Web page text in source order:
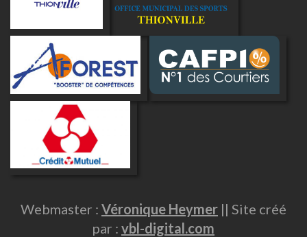
Webmaster : Véronique Heymer || Site créé
par : vbl-digital.com